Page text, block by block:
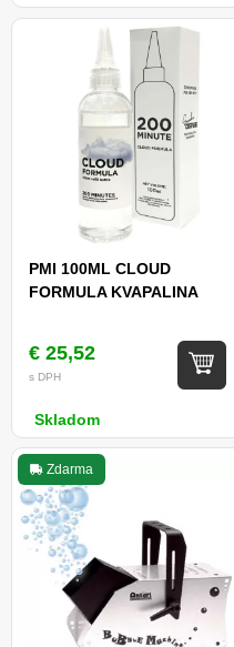
PMI 100ML CLOUD
FORMULA KVAPALINA
€ 25,52
s DPH
Skladom
Zdarma